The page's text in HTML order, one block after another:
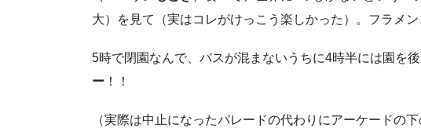
大）を見て（実はコレがけっこう楽しかった）。フラメン
5時で閉園なんで、バスが混まないうちに4時半には園を
ー ！！
（実際は中止になったパレードの代わりにアーケードの